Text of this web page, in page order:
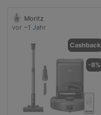
Moritz
vor ~1 Jahr
Cashback
-8%